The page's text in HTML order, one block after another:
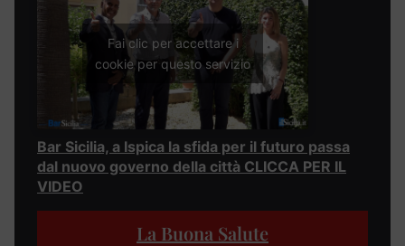
Fai clic per accettare i
cookie per questo servizio
Bar Sicilia, a Ispica la sfida per il futuro passa
dal nuovo governo della città CLICCA PER IL
VIDEO
La Buona Salute